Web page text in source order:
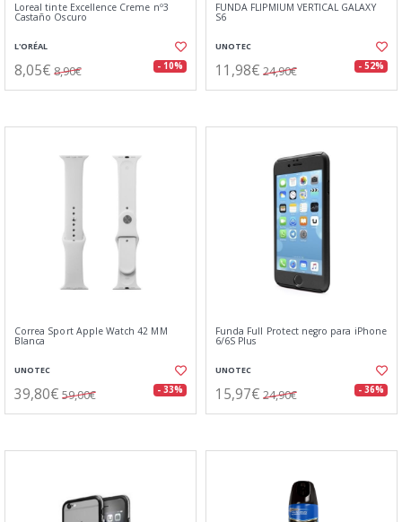
Loreal tinte Excellence Creme nº3
Castaño Oscuro
L'ORÉAL
8,05€ 8,90€ - 10%
FUNDA FLIPMIUM VERTICAL GALAXY
S6
UNOTEC
11,98€ 24,90€ - 52%
Correa Sport Apple Watch 42 MM
Blanca
UNOTEC
39,80€ 59,00€ - 33%
Funda Full Protect negro para iPhone
6/6S Plus
UNOTEC
15,97€ 24,90€ - 36%